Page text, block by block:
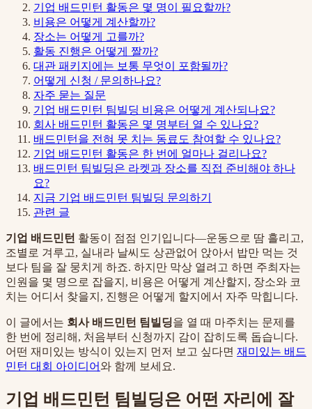
기업 배드민턴 활동은 몇 명이 필요할까?
비용은 어떻게 계산할까?
장소는 어떻게 고를까?
활동 진행은 어떻게 짤까?
대관 패키지에는 보통 무엇이 포함될까?
어떻게 신청 / 문의하나요?
자주 묻는 질문
기업 배드민턴 팀빌딩 비용은 어떻게 계산되나요?
회사 배드민턴 활동은 몇 명부터 열 수 있나요?
배드민턴을 전혀 못 치는 동료도 참여할 수 있나요?
기업 배드민턴 활동은 한 번에 얼마나 걸리나요?
배드민턴 팀빌딩은 라켓과 장소를 직접 준비해야 하나
요?
지금 기업 배드민턴 팀빌딩 문의하기
관련 글
기업 배드민턴 활동이 점점 인기입니다—운동으로 땀 흘리고,
조별로 겨루고, 실내라 날씨도 상관없어 앉아서 밥만 먹는 것
보다 팀을 잘 뭉치게 하죠. 하지만 막상 열려고 하면 주최자는
인원을 몇 명으로 잡을지, 비용은 어떻게 계산할지, 장소와 코
치는 어디서 찾을지, 진행은 어떻게 할지에서 자주 막힙니다.
이 글에서는 회사 배드민턴 팀빌딩을 열 때 마주치는 문제를
한 번에 정리해, 처음부터 신청까지 감이 잡히도록 돕습니다.
어떤 재미있는 방식이 있는지 먼저 보고 싶다면 재미있는 배드
민턴 대회 아이디어 와 함께 보세요.
기업 배드민턴 팀빌딩은 어떤 자리에 잘